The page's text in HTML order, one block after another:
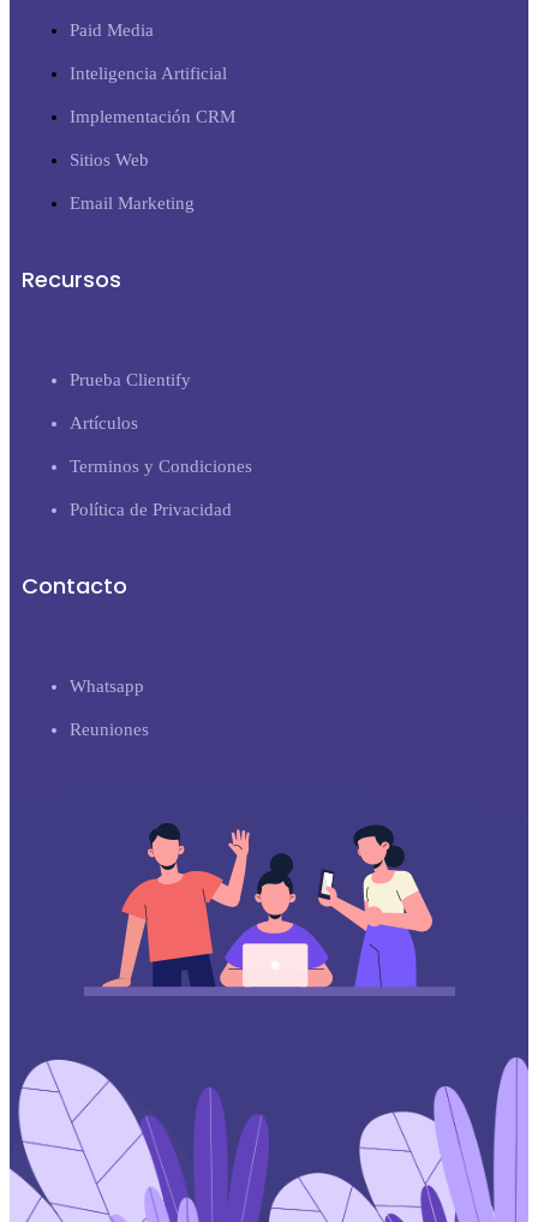
Paid Media
Inteligencia Artificial
Implementación CRM
Sitios Web
Email Marketing
Recursos
Prueba Clientify
Artículos
Terminos y Condiciones
Política de Privacidad
Contacto
Whatsapp
Reuniones